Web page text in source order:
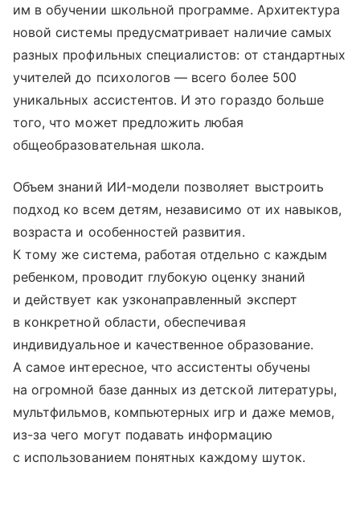
им в обучении школьной программе. Архитектура
новой системы предусматривает наличие самых
разных профильных специалистов: от стандартных
учителей до психологов — всего более 500
уникальных ассистентов. И это гораздо больше
того, что может предложить любая
общеобразовательная школа.
Объем знаний ИИ-модели позволяет выстроить
подход ко всем детям, независимо от их навыков,
возраста и особенностей развития.
К тому же система, работая отдельно с каждым
ребенком, проводит глубокую оценку знаний
и действует как узконаправленный эксперт
в конкретной области, обеспечивая
индивидуальное и качественное образование.
А самое интересное, что ассистенты обучены
на огромной базе данных из детской литературы,
мультфильмов, компьютерных игр и даже мемов,
из-за чего могут подавать информацию
с использованием понятных каждому шуток.